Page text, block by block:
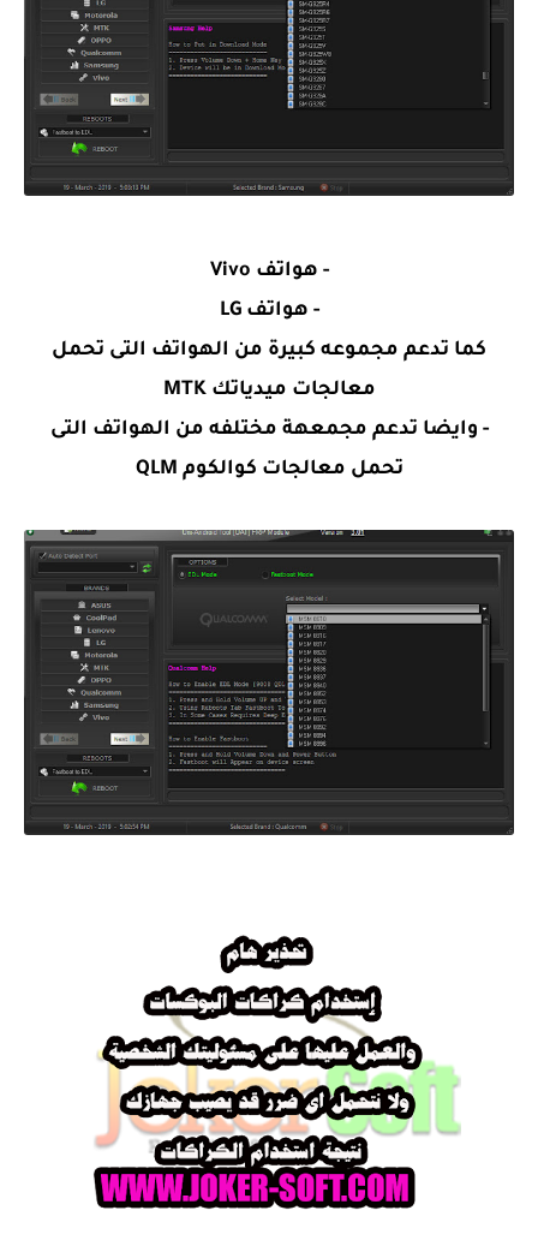
- هواتف Vivo
- هواتف LG
كما تدعم مجموعه كبيرة من الهواتف التى تحمل
معالجات ميدياتك MTK
- وايضا تدعم مجمعهة مختلفه من الهواتف التى
تحمل معالجات كوالكوم QLM